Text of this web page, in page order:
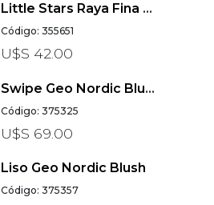
Little Stars Raya Fina Rosa
Código: 355651
U$S 42.00
Swipe Geo Nordic Blush
Código: 375325
U$S 69.00
Liso Geo Nordic Blush
Código: 375357